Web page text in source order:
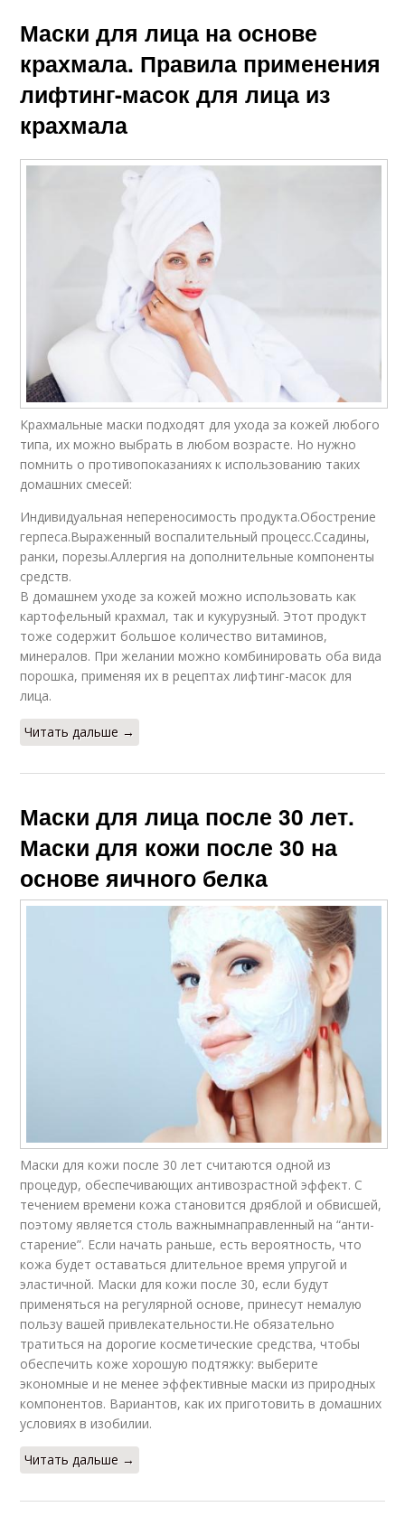
Маски для лица на основе
крахмала. Правила применения
лифтинг-масок для лица из
крахмала
Крахмальные маски подходят для ухода за кожей любого
типа, их можно выбрать в любом возрасте. Но нужно
помнить о противопоказаниях к использованию таких
домашних смесей:
Индивидуальная непереносимость продукта.Обострение
герпеса.Выраженный воспалительный процесс.Ссадины,
ранки, порезы.Аллергия на дополнительные компоненты
средств.
В домашнем уходе за кожей можно использовать как
картофельный крахмал, так и кукурузный. Этот продукт
тоже содержит большое количество витаминов,
минералов. При желании можно комбинировать оба вида
порошка, применяя их в рецептах лифтинг-масок для
лица.
Читать дальше →
Маски для лица после 30 лет.
Маски для кожи после 30 на
основе яичного белка
Маски для кожи после 30 лет считаются одной из
процедур, обеспечивающих антивозрастной эффект. С
течением времени кожа становится дряблой и обвисшей,
поэтому является столь важнымнаправленный на “анти-
старение”. Если начать раньше, есть вероятность, что
кожа будет оставаться длительное время упругой и
эластичной. Маски для кожи после 30, если будут
применяться на регулярной основе, принесут немалую
пользу вашей привлекательности.Не обязательно
тратиться на дорогие косметические средства, чтобы
обеспечить коже хорошую подтяжку: выберите
экономные и не менее эффективные маски из природных
компонентов. Вариантов, как их приготовить в домашних
условиях в изобилии.
Читать дальше →